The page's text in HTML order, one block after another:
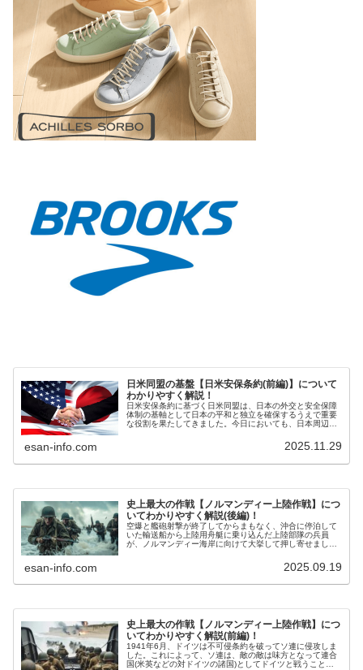
日米同盟の基盤【日米安保条約(前編)】について
わかりやすく解説！
日米安保条約に基づく日米同盟は、日本の外交と安全保障
体制の基軸として日本の平和と独立を確保するうえで重要
な役割を果たしてきました。今日においても、日本周辺の
esan-info.com 2025.11.29
史上最大の作戦【ノルマンディー上陸作戦】につ
いてわかりやすく解説(後編)！
空爆と艦砲射撃が終了してからまもなく、沖合に停泊して
いた輸送船から上陸用舟艇に乗り込んだ上陸部隊の兵員
が、ノルマンディー海岸に向けて大挙して押し寄せまし
esan-info.com 2025.09.19
史上最大の作戦【ノルマンディー上陸作戦】につ
いてわかりやすく解説(前編)！
1941年6月、ドイツは不可侵条約を破ってソ連に侵攻しま
した。これによって、ソ連は、敵の敵は味方となって連合
国(米英などの対ドイツの諸国)としてドイツと戦うことに